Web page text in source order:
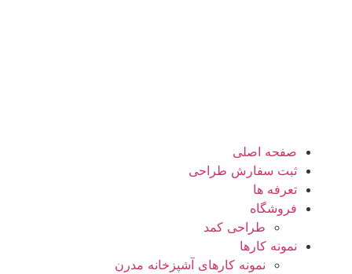
صفحه اصلی
ثبت سفارش طراحی
تعرفه ها
فروشگاه
طراحی کمد
نمونه کارها
نمونه کارهای آشپزخانه مدرن